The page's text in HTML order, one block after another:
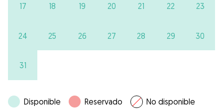
17 18 19 20 21 22 23
24 25 26 27 28 29 30
31
Disponible Reservado No disponible